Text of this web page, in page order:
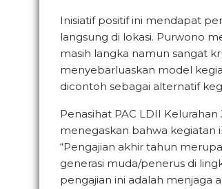
Inisiatif positif ini mendapat
langsung di lokasi. Purwono
masih langka namun sangat
menyebarluaskan model
dicontoh sebagai alternatif
Penasihat PAC LDII
menegaskan bahwa kegiatan
“Pengajian akhir tahun
generasi muda/penerus di
pengajian ini adalah menjaga